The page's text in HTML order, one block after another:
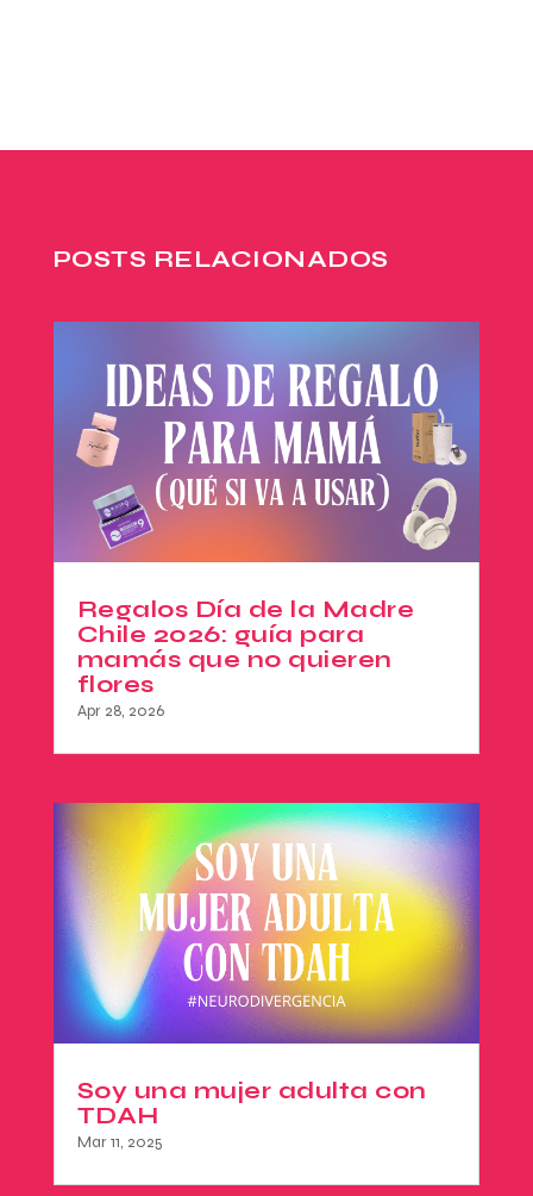
POSTS RELACIONADOS
Regalos Día de la Madre
Chile 2026: guía para
mamás que no quieren
flores
Apr 28, 2026
Soy una mujer adulta con
TDAH
Mar 11, 2025